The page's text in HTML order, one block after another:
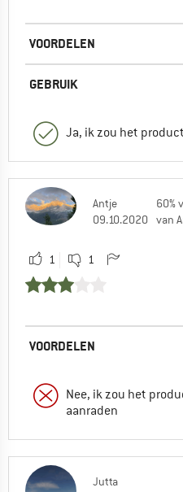
VOORDELEN
GEBRUIK
Ja, ik zou het
Antje
09.10.2020
60%
van
1 1
VOORDELEN
Nee, ik zou het
aanraden
Jutta